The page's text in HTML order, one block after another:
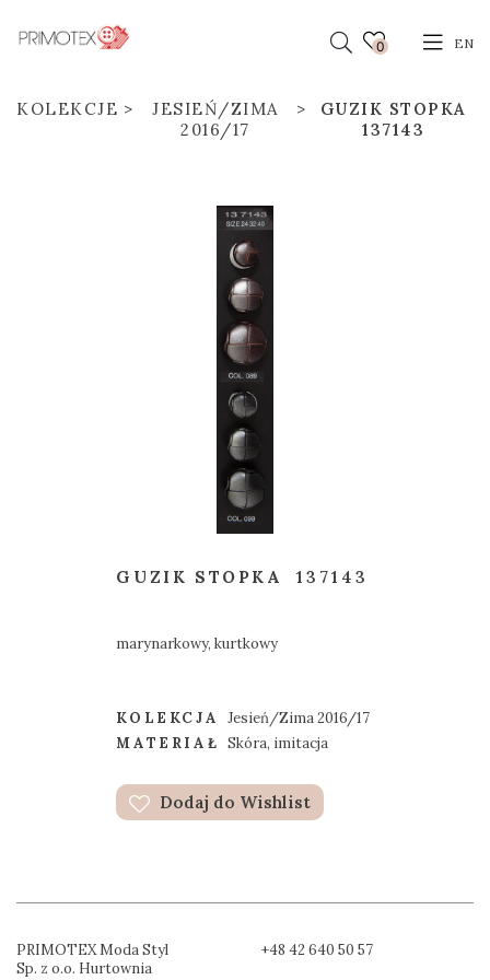
0 EN
KOLEKCJE
JESIEŃ/ZIMA
2016/17
GUZIK STOPKA
137143
GUZIK STOPKA 137143
marynarkowy, kurtkowy
KOLEKCJA
Jesień/Zima 2016/17
MATERIAŁ Skóra, imitacja
Dodaj do Wishlist
PRIMOTEX Moda Styl
Sp. z o.o. Hurtownia
+48 42 640 50 57